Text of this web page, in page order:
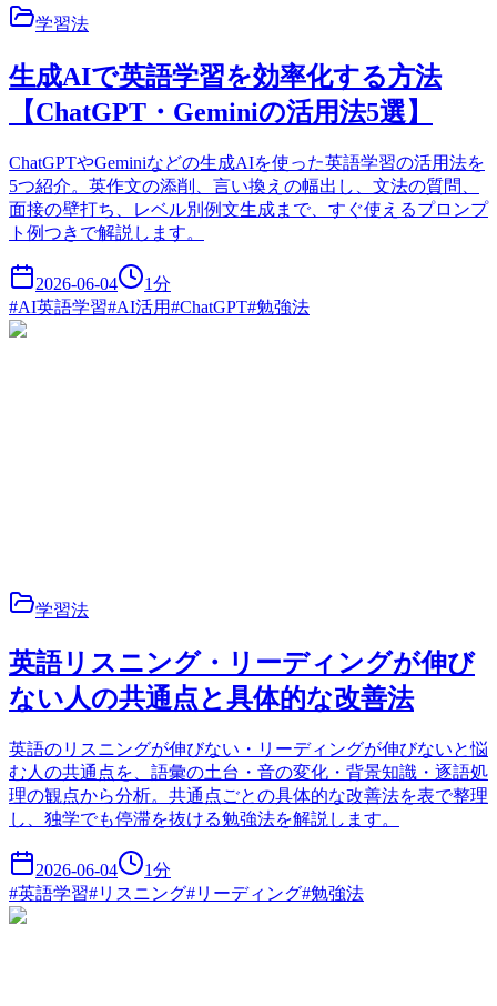
学習法
生成AIで英語学習を効率化する方法
【ChatGPT・Geminiの活用法5選】
ChatGPTやGeminiなどの生成AIを使った英語学習の活用法を
5つ紹介。英作文の添削、言い換えの幅出し、文法の質問、
面接の壁打ち、レベル別例文生成まで、すぐ使えるプロンプ
ト例つきで解説します。
2026-06-04 1分
#AI英語学習#AI活用#ChatGPT#勉強法
学習法
英語リスニング・リーディングが伸び
ない人の共通点と具体的な改善法
英語のリスニングが伸びない・リーディングが伸びないと悩
む人の共通点を、語彙の土台・音の変化・背景知識・逐語処
理の観点から分析。共通点ごとの具体的な改善法を表で整理
し、独学でも停滞を抜ける勉強法を解説します。
2026-06-04 1分
#英語学習#リスニング#リーディング#勉強法